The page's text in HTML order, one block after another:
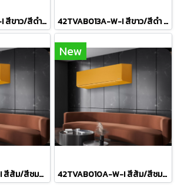
42TVAB010A-W-I สีขาว/สีดำ แคเรียร์ CARRIER แบบติดผนัง รุ่น X-INVERTER Plus R-32 ขนาด 9,200BTU(3700-10900) เบอร์5/5ดาว รีโมทไร้สาย 2026 42TVAB013A-W-I สีขาว/สีดำ แคเรียร์ CARRIER แบบติดผนัง รุ่น X-INVERTER Plus R-32 ขนาด 12,200BTU(4700-13900) เบอร์5/5ดาว รีโมทไร้สาย 2026
42TVAB013A-W-I สีส้ม/สีชมพู/สีเขียว แคเรียร์ CARRIER แบบติดผนัง รุ่น X-INVERTER Plus R-32 ขนาด 12,200BTU(4700-13900) เบอร์5/5ดาว รีโมทไร้สาย 2026
New
42TVAB010A-W-I สีส้ม/สีชมพู/สีเขียว แคเรียร์ CARRIER แบบติดผนัง รุ่น X-INVERTER Plus R-32 ขนาด 9,200BTU(3700-10900) เบอร์5/5ดาว รีโมทไร้สาย 2026